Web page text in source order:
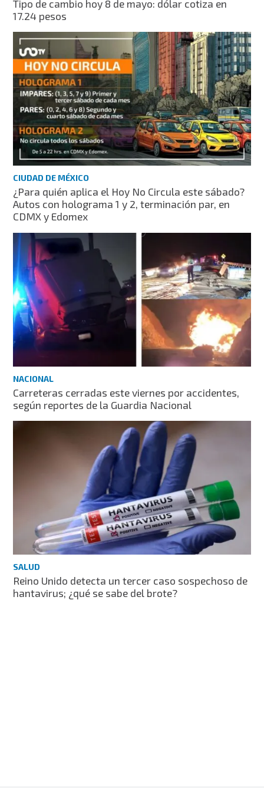
Tipo de cambio hoy 8 de mayo: dólar cotiza en
17.24 pesos
CIUDAD DE MÉXICO
¿Para quién aplica el Hoy No Circula este sábado?
Autos con holograma 1 y 2, terminación par, en
CDMX y Edomex
NACIONAL
Carreteras cerradas este viernes por accidentes,
según reportes de la Guardia Nacional
SALUD
Reino Unido detecta un tercer caso sospechoso de
hantavirus; ¿qué se sabe del brote?